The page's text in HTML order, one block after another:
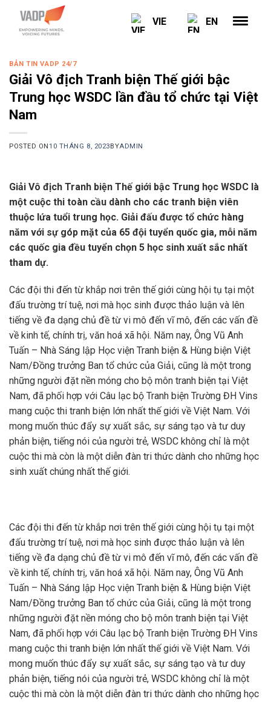
content
VIE EN
BẢN TIN VADP 24/7
Giải Vô địch Tranh biện Thế giới bậc
Trung học WSDC lần đầu tổ chức tại Việt
Nam
POSTED ON10 THÁNG 8, 2023BYADMIN
Giải Vô địch Tranh biện Thế giới bậc Trung học WSDC là
một cuộc thi toàn cầu dành cho các tranh biện viên
thuộc lứa tuổi trung học. Giải đấu được tổ chức hàng
năm với sự góp mặt của 65 đội tuyển quốc gia, mỗi năm
các quốc gia đều tuyển chọn 5 học sinh xuất sắc nhất
tham dự.
Các đội thi đến từ khắp nơi trên thế giới cùng hội tụ tại một
đấu trường trí tuệ, nơi mà học sinh được thảo luận và lên
tiếng về đa dạng chủ đề từ vi mô đến vĩ mô, đến các vấn đề
về kinh tế, chính trị, văn hoá xã hội. Năm nay, Ông Vũ Anh
Tuấn – Nhà Sáng lập Học viện Tranh biện & Hùng biện Việt
Nam/Đồng trưởng Ban tổ chức của Giải, cũng là một trong
những người đặt nền móng cho bộ môn tranh biện tại Việt
Nam, đã phối hợp với Câu lạc bộ Tranh biện Trường ĐH Vins
mang cuộc thi tranh biện lớn nhất thế giới về Việt Nam. Với
mong muốn thúc đẩy sự xuất sắc, sự sáng tạo và tư duy
phản biện, tiếng nói của người trẻ, WSDC không chỉ là một
cuộc thi mà còn là một diễn đàn tri thức dành cho những học
sinh xuất chúng nhất thế giới.
Các đội thi đến từ khắp nơi trên thế giới cùng hội tụ tại một
đấu trường trí tuệ, nơi mà học sinh được thảo luận và lên
tiếng về đa dạng chủ đề từ vi mô đến vĩ mô, đến các vấn đề
về kinh tế, chính trị, văn hoá xã hội. Năm nay, Ông Vũ Anh
Tuấn – Nhà Sáng lập Học viện Tranh biện & Hùng biện Việt
Nam/Đồng trưởng Ban tổ chức của Giải, cũng là một trong
những người đặt nền móng cho bộ môn tranh biện tại Việt
Nam, đã phối hợp với Câu lạc bộ Tranh biện Trường ĐH Vins
mang cuộc thi tranh biện lớn nhất thế giới về Việt Nam. Với
mong muốn thúc đẩy sự xuất sắc, sự sáng tạo và tư duy
phản biện, tiếng nói của người trẻ, WSDC không chỉ là một
cuộc thi mà còn là một diễn đàn tri thức dành cho những học